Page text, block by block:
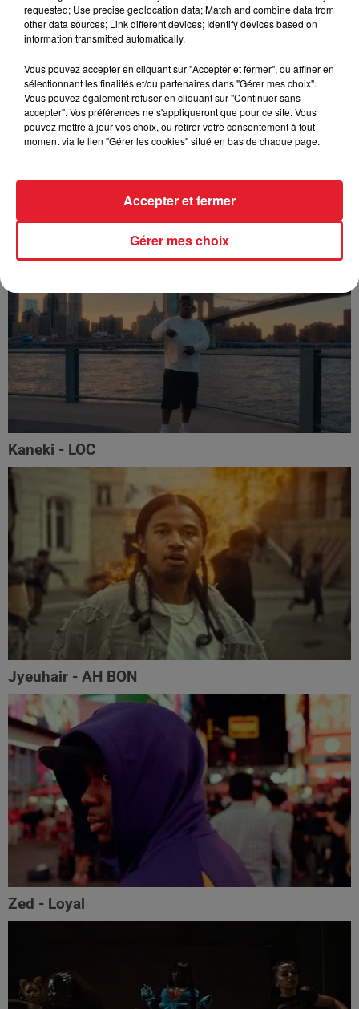
Franglish & Keblack - Génération Impolie
Kaneki - LOC
Jyeuhair - AH BON
Zed - Loyal
requested; Use precise geolocation data; Match and combine data from
other data sources; Link different devices; Identify devices based on
information transmitted automatically.
Vous pouvez accepter en cliquant sur "Accepter et fermer", ou affiner en
sélectionnant les finalités et/ou partenaires dans "Gérer mes choix".
Vous pouvez également refuser en cliquant sur "Continuer sans
accepter". Vos préférences ne s'appliqueront que pour ce site. Vous
pouvez mettre à jour vos choix, ou retirer votre consentement à tout
moment via le lien "Gérer les cookies" situé en bas de chaque page.
Gérer mes choix
Accepter et fermer